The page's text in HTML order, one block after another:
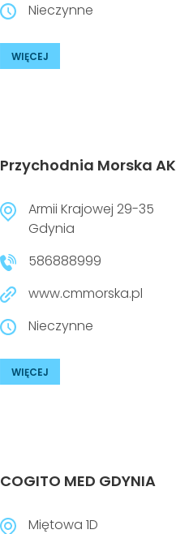
Nieczynne
WIĘCEJ
Przychodnia Morska AK
Armii Krajowej 29-35
Gdynia
586888999
www.cmmorska.pl
Nieczynne
WIĘCEJ
COGITO MED GDYNIA
Miętowa 1D